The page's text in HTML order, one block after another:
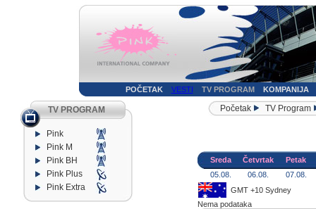
POČETAK VESTI TV PROGRAM KOMPANIJA
TV PROGRAM
Pink
Pink M
Pink BH
Pink Plus
Pink Extra
Početak TV Program
Sreda Četvrtak
Petak
05.08.
06.08.
07.08.
GMT +10 Sydney
Nema podataka